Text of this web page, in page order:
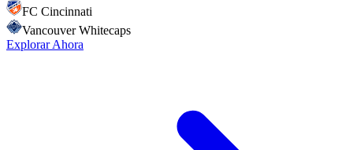
FC Cincinnati
Vancouver Whitecaps
Explorar Ahora